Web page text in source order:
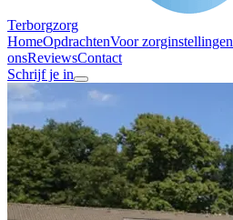
Terborgzorg
HomeOpdrachtenVoor zorginstellingen
onsReviewsContact
Schrijf je in